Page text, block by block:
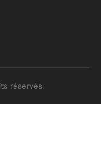
réservés.